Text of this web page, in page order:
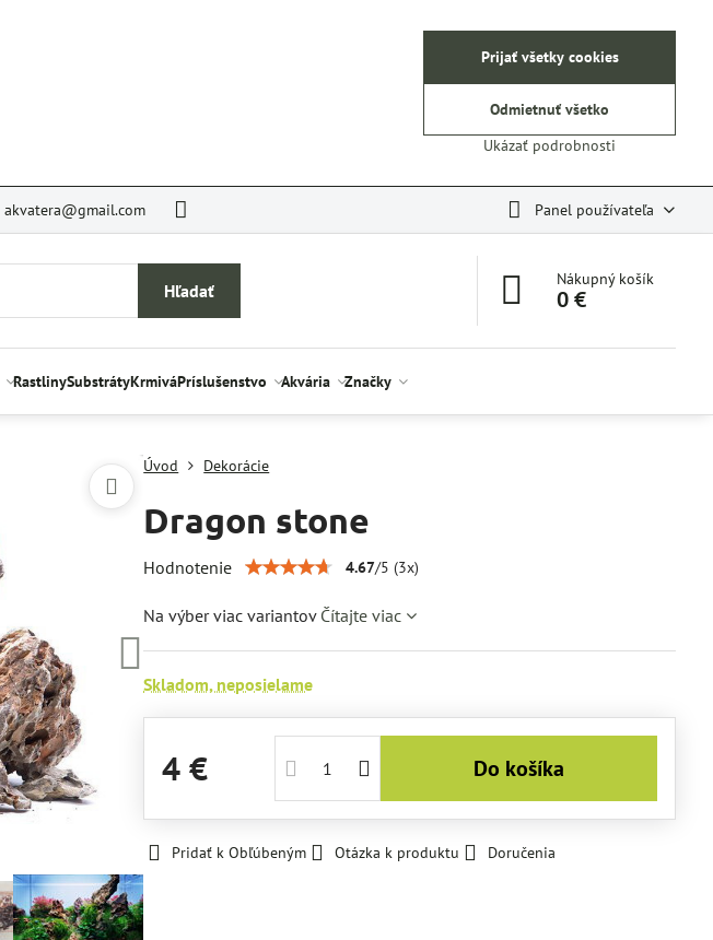
akvatera@gmail.com Panel používateľa
Hľadať
Nákupný košík
0 €
RastlinySubstrátyKrmiváPríslušenstvo Akvária Značky
Úvod Dekorácie
Dragon stone
Hodnotenie 4.67/5 (3x)
Na výber viac variantov Čítajte viac
Skladom, neposielame
4 € Do košíka
Pridať k Obľúbeným Otázka k produktu Doručenia
Ukázať podrobnosti
Prijať všetky cookies
Odmietnuť všetko